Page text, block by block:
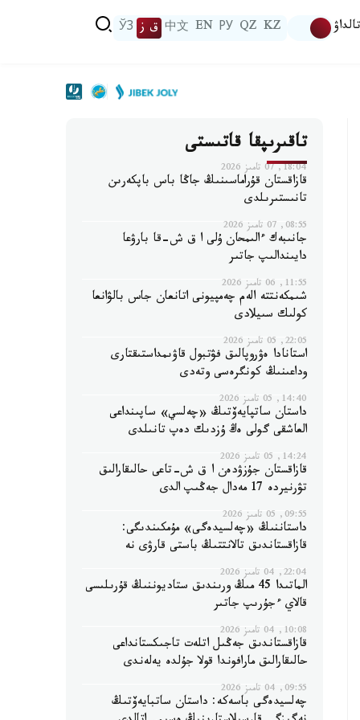
تالداۋ KZ
QZ
РУ
EN
中文 ق ز ЎЗ
تاقىرىپقا قاتىستى
18:04, 07 تامىز 2026
قازاقستان قۇراماسىنىڭ جاڭا باس باپكەرىن
تانىستىرىلدى
08:55, 07 تامىز 2026
جانىبەك ءالىمحان ۇلى ا ق ش-قا بارۋعا
دايىندالىپ جاتىر
11:55, 06 تامىز 2026
شىمكەنتتە الەم چەمپيونى اتانعان جاس بالۋانعا
كولىك سىيلادى
22:05, 05 تامىز 2026
استانادا ەۋروپالىق فۋتبول قاۋىمداستىقتارى
وداعىنىڭ كونگرەسى وتەدى
14:40, 05 تامىز 2026
داستان ساتپايەۆتىڭ «چەلسي» ساپىنداعى
العاشقى گولى ەڭ ۇزدىك دەپ تانىلدى
14:24, 05 تامىز 2026
قازاقستان جۇزۋدەن ا ق ش-تاعى حالىقارالىق
تۋرنيردە 17 مەدال جەڭىپ الدى
09:55, 05 تامىز 2026
داستاننىڭ «چەلسيدەگى» مۇمكىندىگى:
قازاقستاندىق تالانتتىڭ باستى قارۋى نە
22:04, 04 تامىز 2026
الماتىدا 45 مىڭ ورىندىق ستاديوننىڭ قۇرىلىسى
قالاي ءجۇرىپ جاتىر
10:08, 04 تامىز 2026
قازاقستاندىق جەڭىل اتلەت تاجىكستانداعى
حالىقارالىق مارافوندا قولا جۇلدە يەلەندى
09:55, 04 تامىز 2026
چەلسيدەگى باسەكە: داستان ساتبايەۆتىڭ